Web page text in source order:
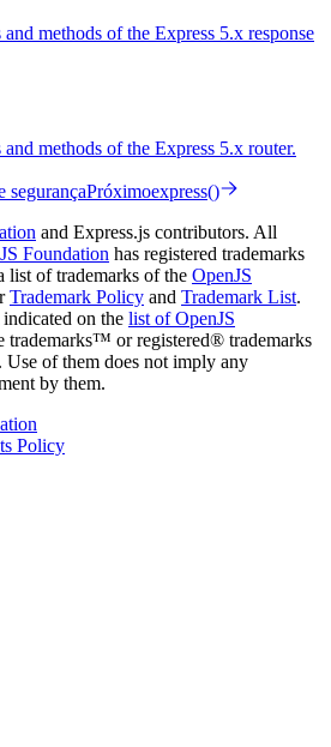
methods of the Express 5.x response
methods of the Express 5.x router.
segurançaPróximoexpress()
and Express.js contributors. All
Foundation has registered trademarks
list of trademarks of the OpenJS
Trademark Policy and Trademark List.
on the list of OpenJS
trademarks™ or registered® trademarks
Use of them does not imply any
by them.
Policy